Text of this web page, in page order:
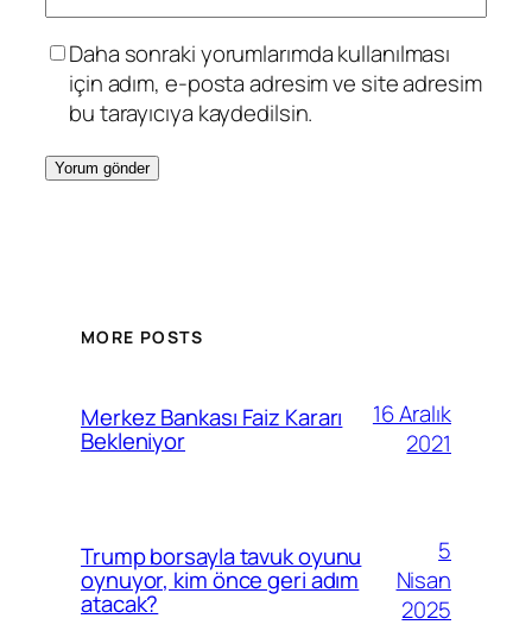
Daha sonraki yorumlarımda kullanılması
için adım, e-posta adresim ve site adresim
bu tarayıcıya kaydedilsin.
MORE POSTS
Merkez Bankası Faiz Kararı
Bekleniyor
16 Aralık
2021
Trump borsayla tavuk oyunu
oynuyor, kim önce geri adım
atacak?
5
Nisan
2025